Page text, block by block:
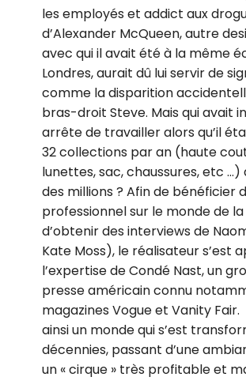
les employés et addict aux
d’Alexander McQueen, autre
avec qui il avait été à la même
Londres, aurait dû lui servir de
comme la disparition
bras-droit Steve. Mais qui avait
arrête de travailler alors qu’il
32 collections par an (haute
lunettes, sac, chaussures, etc
des millions ? Afin de bénéficier
professionnel sur le monde de
d’obtenir des interviews de
Kate Moss), le réalisateur s’est
l’expertise de Condé Nast, un
presse américain connu
magazines Vogue et Vanity
ainsi un monde qui s’est
décennies, passant d’une
un « cirque » très profitable et